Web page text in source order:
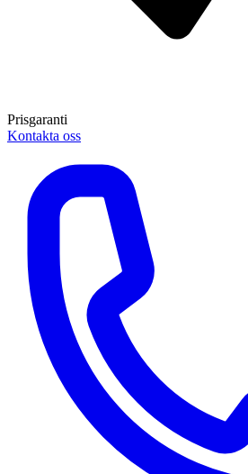
Prisgaranti
Kontakta oss